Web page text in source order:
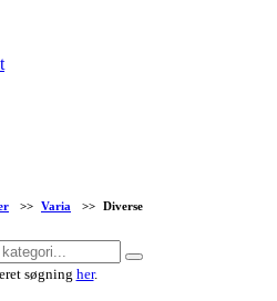
>> Varia >> Diverse
søgning her.